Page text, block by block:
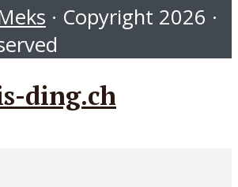
· Copyright 2026 ·